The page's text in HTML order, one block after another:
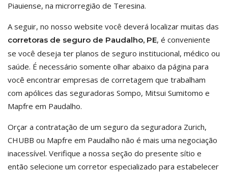
Piauiense, na microrregião de Teresina.
A seguir, no nosso website você deverá localizar muitas das
corretoras de seguro de Paudalho, PE, é conveniente
se você deseja ter planos de seguro institucional, médico ou
saúde. É necessário somente olhar abaixo da página para
você encontrar empresas de corretagem que trabalham
com apólices das seguradoras Sompo, Mitsui Sumitomo e
Mapfre em Paudalho.
Orçar a contratação de um seguro da seguradora Zurich,
CHUBB ou Mapfre em Paudalho não é mais uma negociação
inacessível. Verifique a nossa seção do presente sítio e
então selecione um corretor especializado para estabelecer